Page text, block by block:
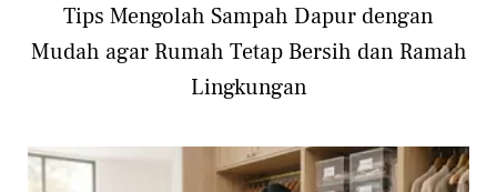
Tips Mengolah Sampah Dapur dengan
Mudah agar Rumah Tetap Bersih dan Ramah
Lingkungan